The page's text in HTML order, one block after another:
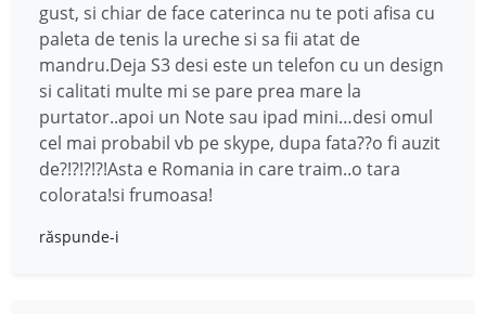
gust, si chiar de face caterinca nu te poti afisa cu
paleta de tenis la ureche si sa fii atat de
mandru.Deja S3 desi este un telefon cu un design
si calitati multe mi se pare prea mare la
purtator..apoi un Note sau ipad mini…desi omul
cel mai probabil vb pe skype, dupa fata??o fi auzit
de?!?!?!?!Asta e Romania in care traim..o tara
colorata!si frumoasa!
răspunde-i